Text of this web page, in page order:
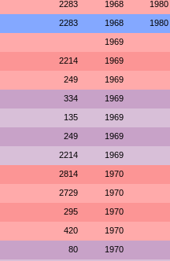
2283 1968 1980
2283 1968 1980
1969
2214 1969
249 1969
334 1969
135 1969
249 1969
2214 1969
2814 1970
2729 1970
295 1970
420 1970
80 1970